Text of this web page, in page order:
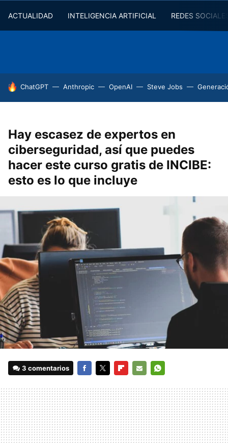
ACTUALIDAD INTELIGENCIA ARTIFICIAL REDES
HOY SE HABLA DE
ChatGPT Anthropic OpenAI Steve Jobs
Hay escasez de expertos en
ciberseguridad, así que puedes
hacer este curso gratis de INCIBE:
esto es lo que incluye
3 comentarios
MAIL